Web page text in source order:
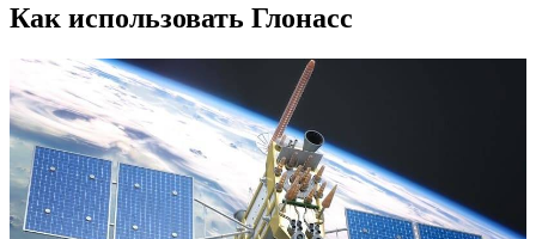
Как использовать Глонасс